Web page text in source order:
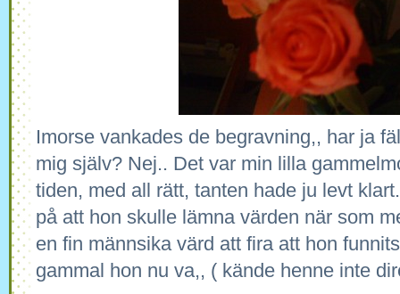
Imorse vankades de begravning,, har ja
mig själv? Nej.. Det var min lilla
tiden, med all rätt, tanten hade ju levt
på att hon skulle lämna värden när som
en fin männsika värd att fira att hon
gammal hon nu va,, ( kände henne inte